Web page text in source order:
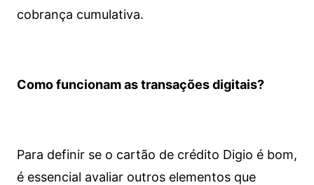
cobrança cumulativa.
Como funcionam as transações digitais?
Para definir se o cartão de crédito Digio é bom,
é essencial avaliar outros elementos que